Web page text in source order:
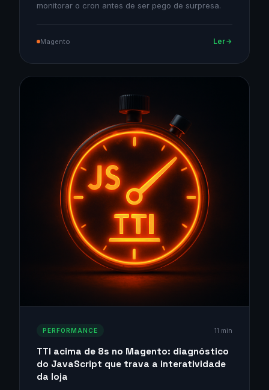
monitorar o cron antes de ser pego de surpresa.
Magento Ler
PERFORMANCE 11 min
TTI acima de 8s no Magento: diagnóstico
do JavaScript que trava a interatividade
da loja